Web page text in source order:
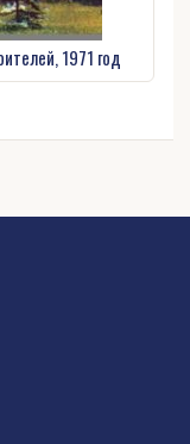
1971 год